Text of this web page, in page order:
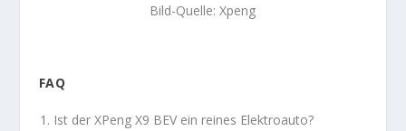
Bild-Quelle: Xpeng
FAQ
Ist der XPeng X9 BEV ein reines Elektroauto?